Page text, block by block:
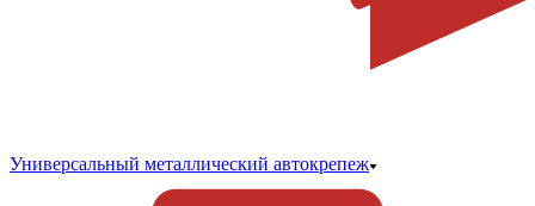
Универсальный металлический автокрепеж